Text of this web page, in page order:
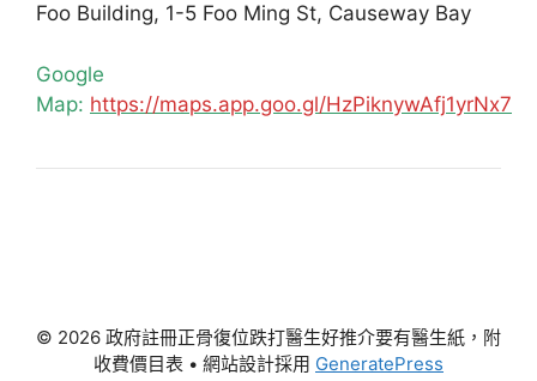
Foo Building, 1-5 Foo Ming St, Causeway Bay
Google
Map: https://maps.app.goo.gl/HzPiknywAfj1yrNx7
© 2026 政府註冊正骨復位跌打醫生好推介要有醫生紙，附
收費價目表 • 網站設計採用 GeneratePress